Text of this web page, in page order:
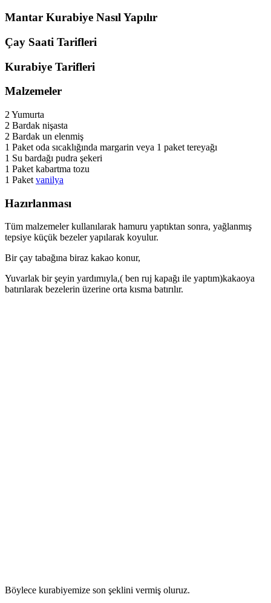
Mantar Kurabiye Nasıl Yapılır
Çay Saati Tarifleri
Kurabiye Tarifleri
Malzemeler
2 Yumurta
2 Bardak nişasta
2 Bardak un elenmiş
1 Paket oda sıcaklığında margarin veya 1 paket tereyağı
1 Su bardağı pudra şekeri
1 Paket kabartma tozu
1 Paket vanilya
Hazırlanması
Tüm malzemeler kullanılarak hamuru yaptıktan sonra, yağlanmış
tepsiye küçük bezeler yapılarak koyulur.
Bir çay tabağına biraz kakao konur,
Yuvarlak bir şeyin yardımıyla,( ben ruj kapağı ile yaptım)kakaoya
batırılarak bezelerin üzerine orta kısma batırılır.
Böylece kurabiyemize son şeklini vermiş oluruz.